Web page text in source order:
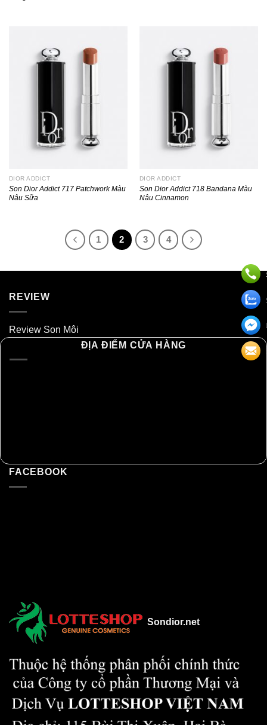
DIOR ADDICT
Son Dior Addict 717 Patchwork Màu
Nâu Sữa
DIOR ADDICT
Son Dior Addict 718 Bandana Màu
Nâu Cinnamon
1 2 3 4
REVIEW
Review Son Môi
ĐỊA ĐIỂM CỬA HÀNG
FACEBOOK
Sondior.net